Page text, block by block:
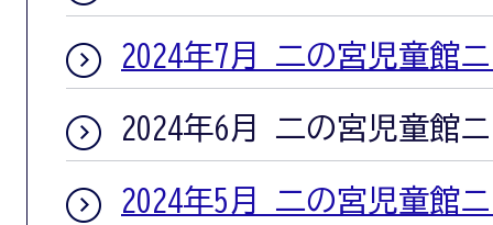
2024年7月 二の宮児童館
2024年6月 二の宮児童館
2024年5月 二の宮児童館